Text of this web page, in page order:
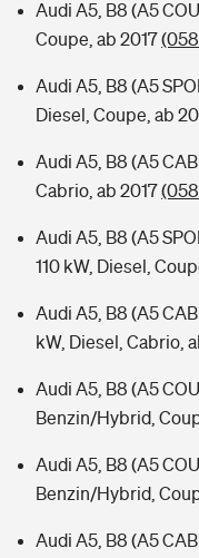
Audi A5, B8 (A5
Coupe, ab 2017
Audi A5, B8 (A5
Diesel, Coupe, ab
Audi A5, B8 (A5
Cabrio, ab 2017
Audi A5, B8 (A5
110 kW, Diesel,
Audi A5, B8 (A5
kW, Diesel, Cabrio,
Audi A5, B8 (A5
Benzin/Hybrid,
Audi A5, B8 (A5
Benzin/Hybrid,
Audi A5, B8 (A5